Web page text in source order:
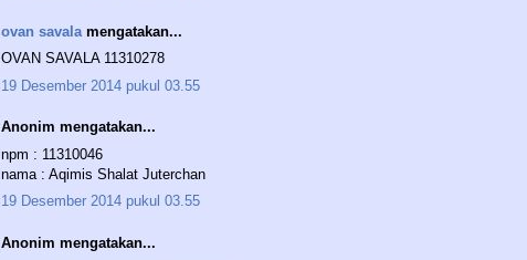
ovan savala mengatakan...
OVAN SAVALA 11310278
19 Desember 2014 pukul 03.55
Anonim mengatakan...
npm : 11310046
nama : Aqimis Shalat Juterchan
19 Desember 2014 pukul 03.55
Anonim mengatakan...